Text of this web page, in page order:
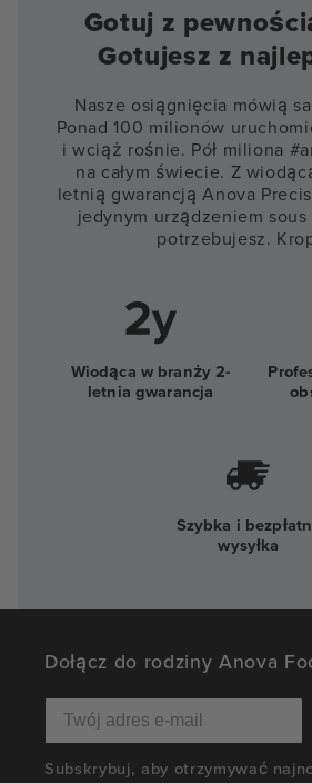
Gotuj z
Gotujesz z
Nasze osiągnięcia mówią
Ponad 100 milionów
i wciąż rośnie. Pół miliona
na całym świecie. Z
letnią gwarancją Anova
jedynym urządzeniem
potrzebujesz.
Wiodąca w branży 2-
letnia gwarancja
Szybka i
wysyłka
Dołącz do rodziny Anova
Subskrybuj, aby otrzymywać